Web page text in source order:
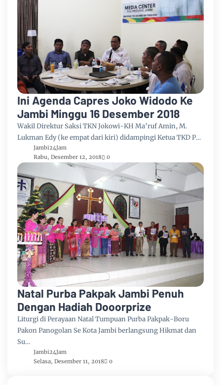
Ini Agenda Capres Joko Widodo Ke
Jambi Minggu 16 Desember 2018
Wakil Direktur Saksi TKN Jokowi-KH Ma’ruf Amin, M.
Lukman Edy (ke empat dari kiri) didampingi Ketua TKD P…
Jambi24Jam
Rabu, Desember 12, 2018
0
Natal Purba Pakpak Jambi Penuh
Dengan Hadiah Dooorprize
Liturgi di Perayaan Natal Tumpuan Purba Pakpak-Boru
Pakon Panogolan Se Kota Jambi berlangsung Hikmat dan
Su…
Jambi24Jam
Selasa, Desember 11, 2018
0